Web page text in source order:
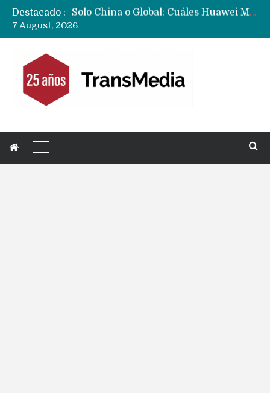
Destacado :
Data Centers de Huawei en Chile, México, Brasil,Perú y Argentina podrían verse afectados por arremetida de EE.UU
7 August, 2026